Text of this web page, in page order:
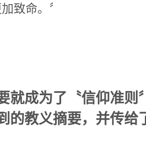
致命。〞
就成为了〝信仰准则
的教义摘要，并传给